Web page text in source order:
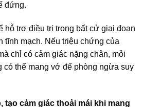
đứng.
hỗ trợ điều trị trong bất cứ giai đoạn
tĩnh mạch. Nếu triệu chứng của
chỉ có cảm giác nặng chân, mỏi
có thể mang vớ để phòng ngừa suy
tạo cảm giác thoải mái khi mang